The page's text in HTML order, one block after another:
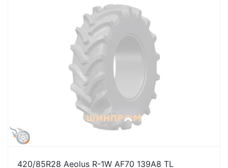
420/85R28 Aeolus R-1W AF70 139A8 TL